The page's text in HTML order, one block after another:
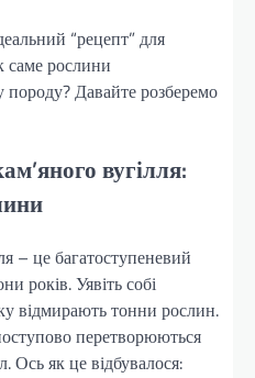
“рецепт” для
саме рослини
Давайте розберемо
вугілля:
– це багатоступеневий
років. Уявіть собі
відмирають тонни рослин.
перетворюються
Ось як це відбувалося: